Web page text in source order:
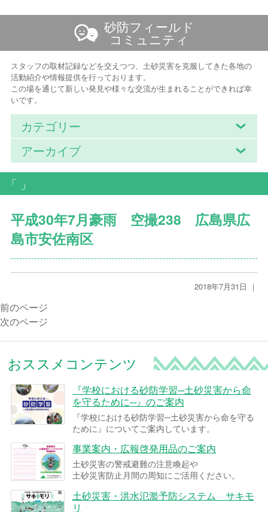
砂防フィールド
コミュニティ
スタッフの取材記録などを交えつつ、土砂災害を克服してきた各地の
活動紹介や情報提供を行っております。
この場を通じて新しい発見や様々な交流が生まれることができれば幸
いです。
カテゴリー
アーカイブ
「 」
平成30年7月豪雨 空撮238 広島県広
島市安佐南区
2018年7月31日 ｜
前のページ
次のページ
おススメコンテンツ
『学校における砂防学習─土砂災害から命
を守るために─』のご案内
『学校における砂防学習─土砂災害から命を守る
ために』についてご案内しています。
事業案内・広報啓発用品のご案内
土砂災害の警戒避難の注意喚起や
土砂災害防止月間の周知にご活用ください。
土砂災害・洪水氾濫予防システム サキモ
リ